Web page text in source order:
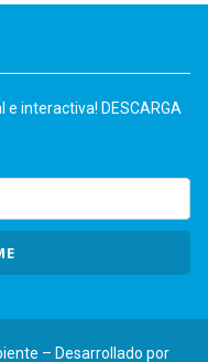
interactiva! DESCARGA
– Desarrollado por